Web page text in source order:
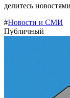
делитесь
#Новости и СМИ
Публичный